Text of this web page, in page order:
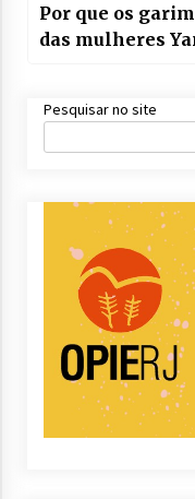
Por que os
das mulheres
Pesquisar no site